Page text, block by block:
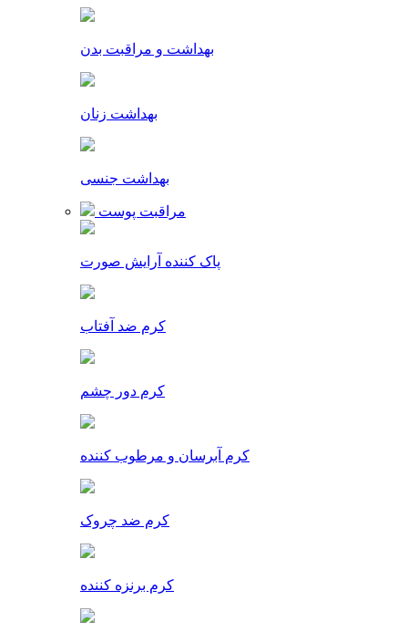
بهداشت و مراقبت بدن
بهداشت زنان
بهداشت جنسی
مراقبت پوست
پاک کننده آرایش صورت
کرم ضد آفتاب
کرم دور چشم
کرم آبرسان و مرطوب کننده
کرم ضد چروک
کرم برنزه کننده